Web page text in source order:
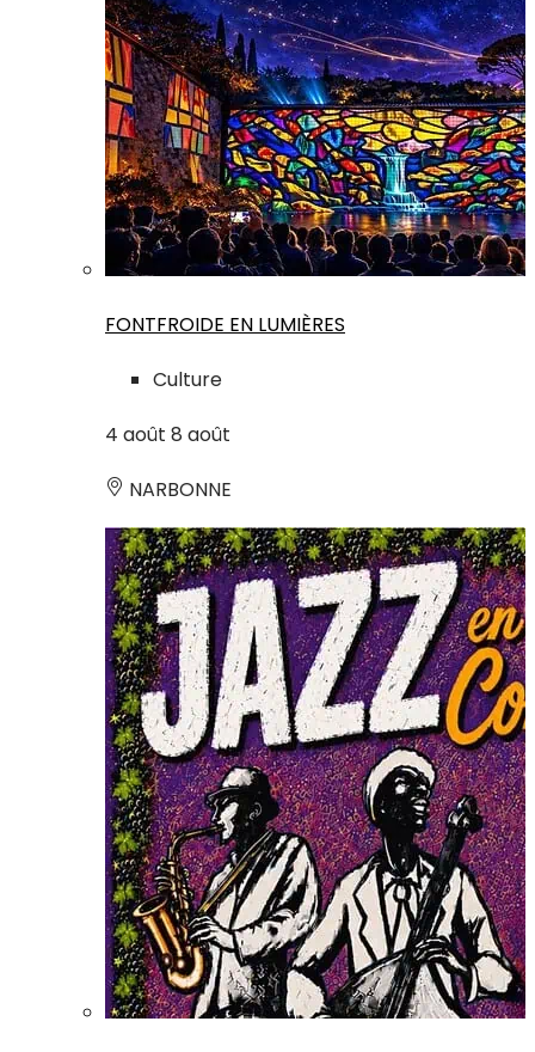
FONTFROIDE EN LUMIÈRES
Culture
4 août 8 août
NARBONNE